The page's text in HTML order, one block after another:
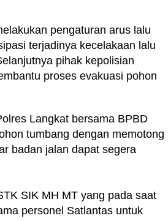
pengaturan arus lalu
terjadinya kecelakaan lalu
pihak kepolisian
proses evakuasi pohon
Langkat bersama BPBD
tumbang dengan memotong
badan jalan dapat segera
SIK MH MT yang pada saat
personel Satlantas untuk